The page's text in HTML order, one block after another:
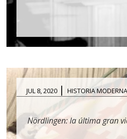
JUL 8, 2020 |HISTORIA MODERNA
Nördlingen: la última gran